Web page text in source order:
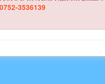
0752-3536139